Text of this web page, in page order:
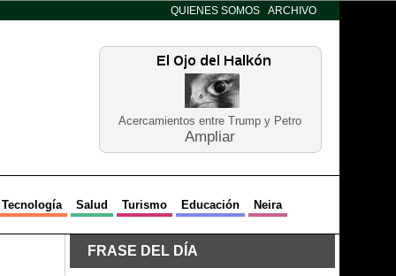
QUIENES SOMOS ARCHIVO
Acercamientos entre Trump y Petro
Ampliar
Tecnología Salud Turismo Educación Neira
FRASE DEL DÍA